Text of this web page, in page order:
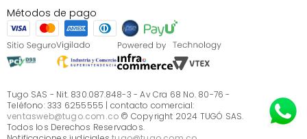
S.A.S
Términos, condiciones y restricciones Tugó S.A.S
Instructivo cuidado de muebles
Sé parte de Tugó
¿Quiénes somos?
Servicio al cliente
¿Quieres vender en Tugó?
Métodos de pago
Tugo SAS - Nit. 830.087.848-3 - Av Cra 68 No. 80-76 -
Teléfono: 333 6255555 | contacto comercial:
ventasweb@tugo.com.co © Copyright 2024 TUGÓ SAS.
Todos los Derechos Reservados.